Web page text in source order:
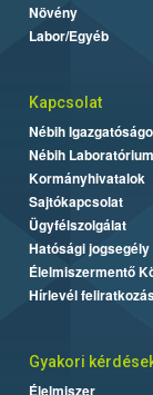
Növény
Labor/Egyéb
Kapcsolat
Nébih
Nébih
Kormányhivatalok
Sajtókapcsolat
Ügyfélszolgálat
Hatósági jogsegély
Élelmiszermentő
Hírlevél
Gyakori
Élelmiszer